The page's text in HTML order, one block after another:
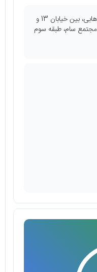
اهواز، خیابان اصلی وهابی، بین خیابان 13 و